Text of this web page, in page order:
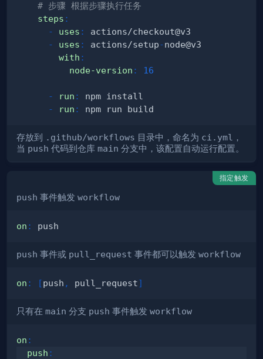
# 步骤 根据步骤执行任务
steps :
-
uses :
-
uses : actions/setup-
with :
node-version : 16
- run :
-
run :
存放到 .github/workflows 目录中，命名为 ci.yml ，
当 push 代码到仓库 main 分支中，该配置自动运行配置。
指定触发
push 事件触发 workflow
on :
push 事件或 pull_request 事件都可以触发 workflow
on : [push , pull_request]
只有在 main 分支 push 事件触发 workflow
on :
push :